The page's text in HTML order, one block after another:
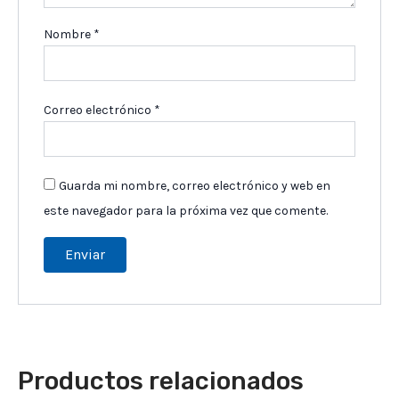
Nombre *
Correo electrónico *
Guarda mi nombre, correo electrónico y web en
este navegador para la próxima vez que comente.
Productos relacionados